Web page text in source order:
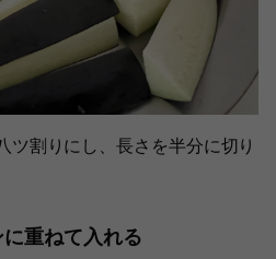
ツ割りにし、長さを半分に切り
重ねて入れる